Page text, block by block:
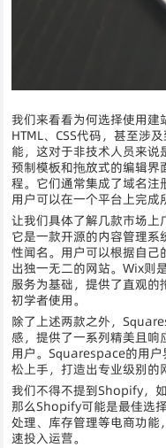
我们来看看为何选择使用建
HTML、CSS代码，甚至涉
能，这对于非技术人员来
预制模板和拖放式的编辑界
程。它们通常集成了域名注
用户可以在一个平台上完成
让我们具体了解几款市场上
它是一款开源的内容管理系
性闻名。用户可以根据自
出独一无二的网站。Wix则
服务为基础，提供了直观
初学者使用。
除了上述两款之外，
感，提供了一系列精美且
用户。Squarespace的用
松上手，打造出专业级别的
我们不得不提到Shopify，
那么Shopify可能是最佳选
处理、库存管理等电商功
速投入运营。